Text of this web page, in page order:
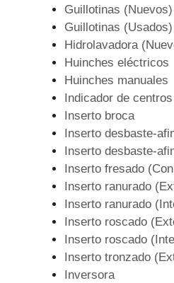
Guillotinas (Nuevos)
Guillotinas (Usados)
Hidrolavadora
Huinches eléctricos
Huinches manuales
Indicador de centros
Inserto broca
Inserto desbaste-
Inserto desbaste-
Inserto fresado
Inserto ranurado
Inserto ranurado
Inserto roscado
Inserto roscado
Inserto tronzado
Inversora